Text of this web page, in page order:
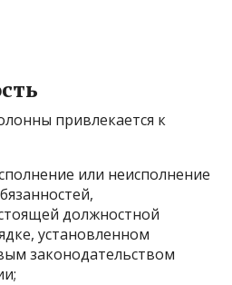
привлекается к
или неисполнение
должностной
установленном
законодательством